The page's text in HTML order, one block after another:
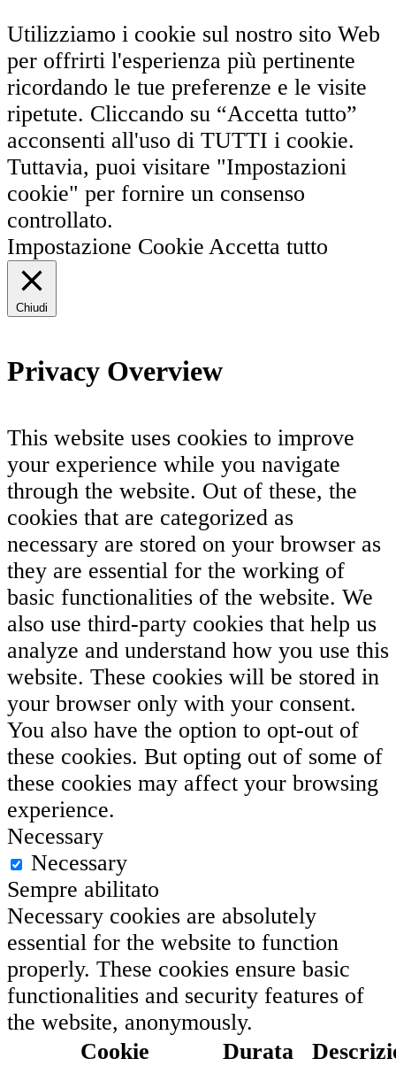
Utilizziamo i cookie sul nostro sito Web
per offrirti l'esperienza più pertinente
ricordando le tue preferenze e le visite
ripetute. Cliccando su “Accetta tutto”
acconsenti all'uso di TUTTI i cookie.
Tuttavia, puoi visitare "Impostazioni
cookie" per fornire un consenso
controllato.
Impostazione Cookie Accetta tutto
Chiudi
Privacy Overview
This website uses cookies to improve
your experience while you navigate
through the website. Out of these, the
cookies that are categorized as
necessary are stored on your browser as
they are essential for the working of
basic functionalities of the website. We
also use third-party cookies that help us
analyze and understand how you use this
website. These cookies will be stored in
your browser only with your consent.
You also have the option to opt-out of
these cookies. But opting out of some of
these cookies may affect your browsing
experience.
Necessary
Necessary
Sempre abilitato
Necessary cookies are absolutely
essential for the website to function
properly. These cookies ensure basic
functionalities and security features of
the website, anonymously.
Cookie
Durata